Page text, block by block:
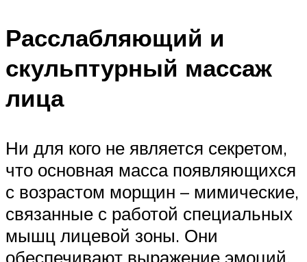
Расслабляющий и
скульптурный массаж
лица
Ни для кого не является секретом,
что основная масса появляющихся
с возрастом морщин – мимические,
связанные с работой специальных
мышц лицевой зоны. Они
обеспечивают выражение эмоций.